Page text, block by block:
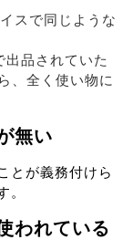
スで同じような
品されていた
、全く使い物に
無い
とが義務付けら
。
われている